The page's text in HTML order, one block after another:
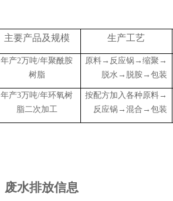
主要产品及规模 生产工艺
年产2万吨/年聚酰胺
树脂
原料 →反应锅→缩聚→
脱水→脱胺→包装
年产3万吨/年环氧树
脂二次加工
按配方加入各种原料 →
反应锅→混合→包装
废水排放信息